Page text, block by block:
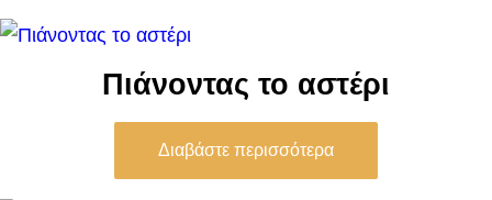
Πιάνοντας το αστέρι
Διαβάστε περισσότερα